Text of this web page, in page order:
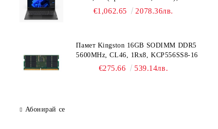
DDR5-5200, 512GB SSD, 15.6" FHD
€1,062.65 2078.36лв.
Памет Kingston 16GB SODIMM DDR5
5600MHz, CL46, 1Rx8, KCP556SS8-16
€275.66 539.14лв.
Абонирай се